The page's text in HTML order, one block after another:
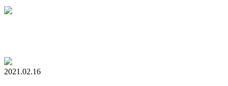
2021.02.16